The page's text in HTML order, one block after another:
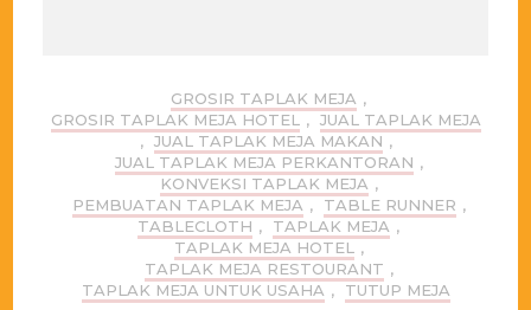
GROSIR TAPLAK MEJA ,
GROSIR TAPLAK MEJA HOTEL
, JUAL TAPLAK MEJA
, JUAL TAPLAK MEJA MAKAN ,
JUAL TAPLAK MEJA PERKANTORAN ,
KONVEKSI TAPLAK MEJA ,
PEMBUATAN TAPLAK MEJA , TABLE RUNNER ,
TABLECLOTH , TAPLAK MEJA ,
TAPLAK MEJA HOTEL
,
TAPLAK MEJA RESTOURANT ,
TAPLAK MEJA UNTUK USAHA , TUTUP MEJA